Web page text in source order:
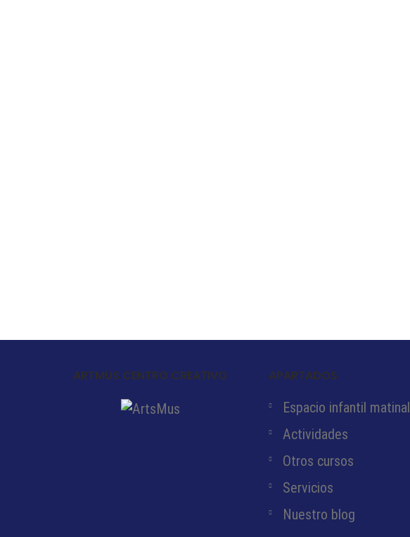
ARTMUS CENTRO CREATIVO APARTADOS
Espacio infantil matinal
Actividades
Otros cursos
Servicios
Nuestro blog